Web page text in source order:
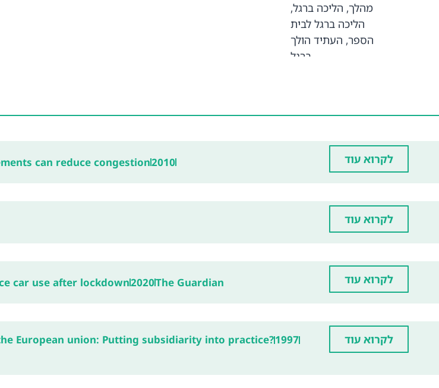
מהלך, הליכה ברגל,
הליכה ברגל לבית
הספר, העתיד הולך
ברגל
can reduce congestion2010 לקרוא עוד
לקרוא עוד
car use after lockdown2020The Guardian לקרוא עוד
European union: Putting subsidiarity into practice?1997
לקרוא עוד